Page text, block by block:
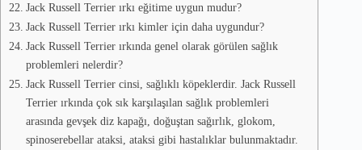
Jack Russell Terrier ırkı eğitime uygun mudur?
Jack Russell Terrier ırkı kimler için daha uygundur?
Jack Russell Terrier ırkında genel olarak görülen sağlık
problemleri nelerdir?
Jack Russell Terrier cinsi, sağlıklı köpeklerdir. Jack Russell
Terrier ırkında çok sık karşılaşılan sağlık problemleri
arasında gevşek diz kapağı, doğuştan sağırlık, glokom,
spinoserebellar ataksi, ataksi gibi hastalıklar bulunmaktadır.